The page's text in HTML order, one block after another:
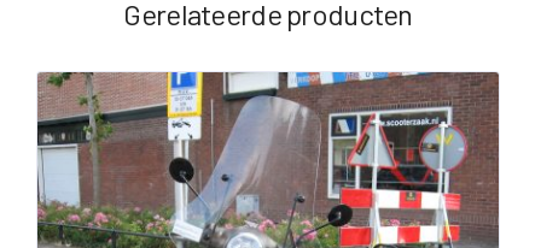
Gerelateerde producten